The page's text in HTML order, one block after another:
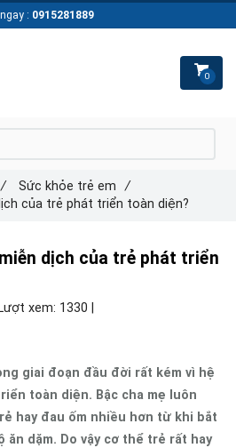
dịch của trẻ phát triển
Lượt xem: 1330 |
giai đoạn đầu đời rất kém vì hệ
toàn diện. Bậc cha mẹ luôn
hay đau ốm nhiều hơn từ khi bắt
ăn dặm. Do vậy cơ thể trẻ rất hay
/ Sức khỏe trẻ em
/
của trẻ phát triển toàn diện?
: 0915281889
0